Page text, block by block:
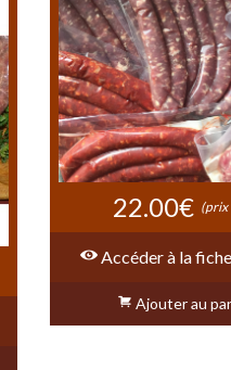
22.00€ (prix
Accéder à la
Ajouter au